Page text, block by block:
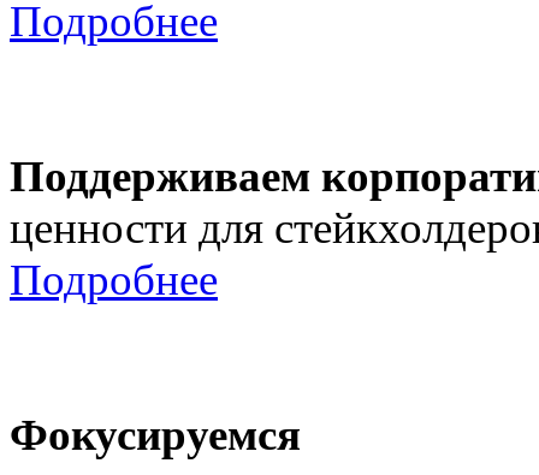
Подробнее
Поддерживаем
ценности для
Подробнее
Фокусируемся